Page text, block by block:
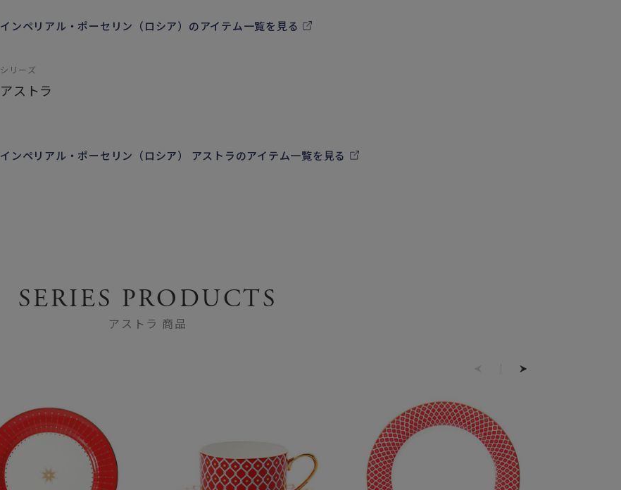
インペリアル・ポーセリン（ロシア）のアイテム一覧を見る
シリーズ
アストラ
インペリアル・ポーセリン（ロシア） アストラのアイテム一覧を見る
SERIES PRODUCTS
アストラ 商品